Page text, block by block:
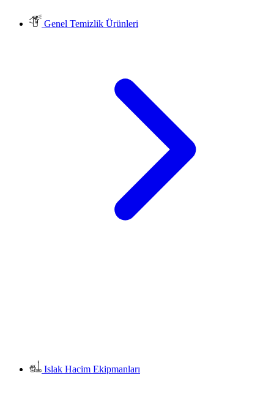
Genel Temizlik Ürünleri
Islak Hacim Ekipmanları